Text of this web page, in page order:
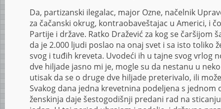
Da, partizanski ilegalac, major Ozne, načelnik
za čačanski okrug, kontraobaveštajac u Americi, i
Partije i države. Ratko Dražević za kog se čaršijom
da je 2.000 ljudi poslao na onaj svet i sa isto toliko
svog i tuđih kreveta. Uvodeći ih u tajne svog vrlog
dve hiljade jasno mi je, mogle su da nestanu u
utisak da se o druge dve hiljade preterivalo, ili
Svakog dana jedna krevetnina podeljena s jednom
ženskinja daje šestogodišnji predani rad na